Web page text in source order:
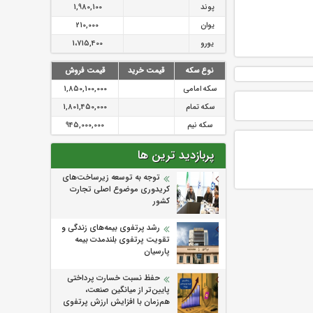
پوند
1,980,100
یوان
210,000
یورو
1،715,400
نوع سکه قیمت خرید
قیمت فروش
سکه امامی
1,850,100,000
سکه تمام
1,801,450,000
سکه نیم
945,000,000
پربازدید ترین ها
توجه به توسعه زیرساخت‌های
کریدوری موضوع اصلی تجارت
کشور
رشد پرتفوی بیمه‌های زندگی و
تقویت پرتفوی بلندمدت بیمه
پارسیان
حفظ نسبت خسارت پرداختی
پایین‌تر از میانگین صنعت،
هم‌زمان با افزایش ارزش پرتفوی